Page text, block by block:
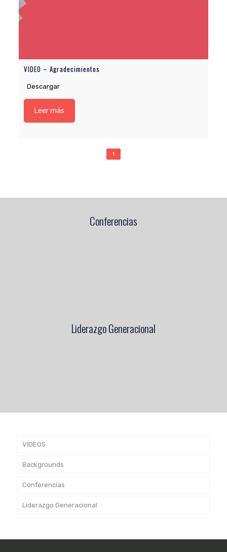
VIDEO – Agradecimientos
Descargar
Leer más
1
Conferencias
Liderazgo Generacional
VIDEOS
Backgrounds
Conferencias
Liderazgo Generacional